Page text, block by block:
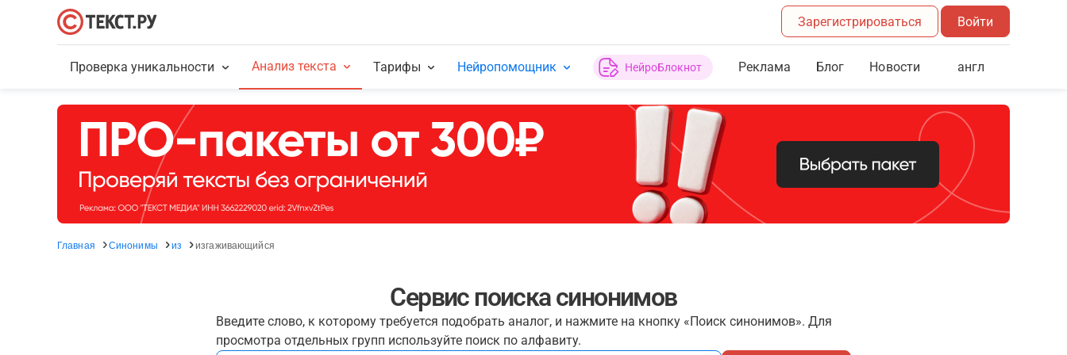
Зарегистрироваться Войти
Проверка уникальности Анализ текста Тарифы Нейропомощник НейроБлокнот Реклама Блог Новости англ
Главная Синонимы из изгаживающийся
Сервис поиска синонимов
Введите слово, к которому требуется подобрать аналог, и нажмите на кнопку «Поиск синонимов». Для
просмотра отдельных групп используйте поиск по алфавиту.